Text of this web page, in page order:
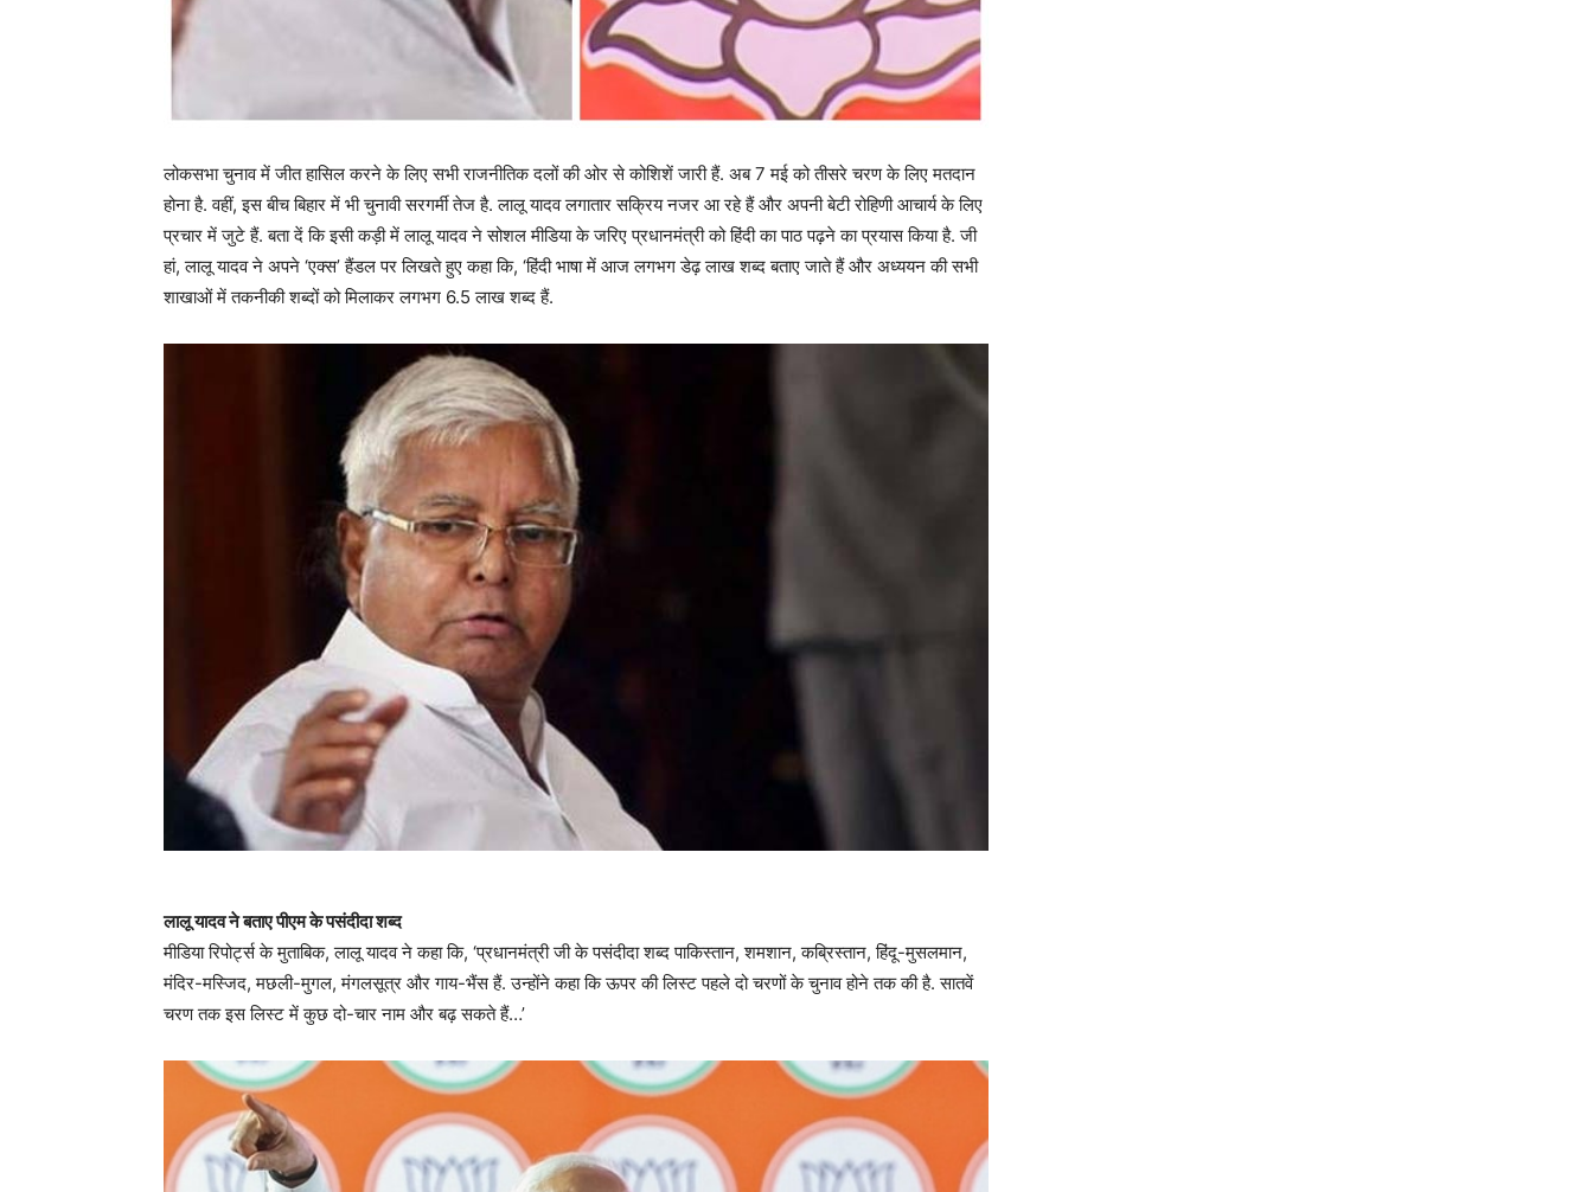
लोकसभा चुनाव में जीत हासिल करने के लिए सभी राजनीतिक दलों की ओर से कोशिशें जारी हैं. अब 7 मई को तीसरे चरण के लिए मतदान
होना है. वहीं, इस बीच बिहार में भी चुनावी सरगर्मी तेज है. लालू यादव लगातार सक्रिय नजर आ रहे हैं और अपनी बेटी रोहिणी आचार्य के लिए
प्रचार में जुटे हैं. बता दें कि इसी कड़ी में लालू यादव ने सोशल मीडिया के जरिए प्रधानमंत्री को हिंदी का पाठ पढ़ने का प्रयास किया है. जी
हां, लालू यादव ने अपने ‘एक्स’ हैंडल पर लिखते हुए कहा कि, ‘हिंदी भाषा में आज लगभग डेढ़ लाख शब्द बताए जाते हैं और अध्ययन की सभी
शाखाओं में तकनीकी शब्दों को मिलाकर लगभग 6.5 लाख शब्द हैं.
लालू यादव ने बताए पीएम के पसंदीदा शब्द
मीडिया रिपोर्ट्स के मुताबिक, लालू यादव ने कहा कि, ‘प्रधानमंत्री जी के पसंदीदा शब्द पाकिस्तान, शमशान, कब्रिस्तान, हिंदू-मुसलमान,
मंदिर-मस्जिद, मछली-मुगल, मंगलसूत्र और गाय-भैंस हैं. उन्होंने कहा कि ऊपर की लिस्ट पहले दो चरणों के चुनाव होने तक की है. सातवें
चरण तक इस लिस्ट में कुछ दो-चार नाम और बढ़ सकते हैं…’